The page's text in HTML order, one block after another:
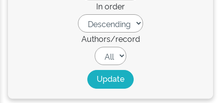
In order
Authors/record